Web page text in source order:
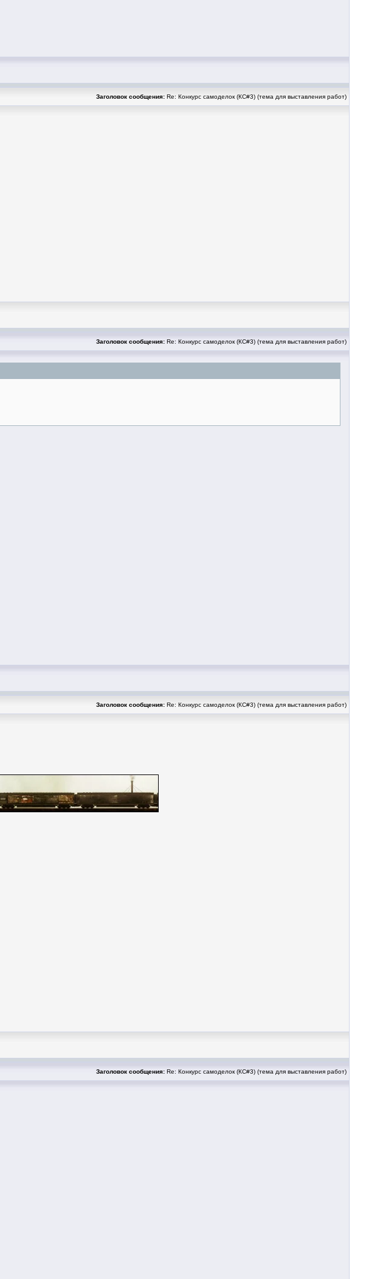
Заголовок сообщения: Re: Конкурс самоделок (КС#3) (тема для выставления работ)
Заголовок сообщения: Re: Конкурс самоделок (КС#3) (тема для выставления работ)
Заголовок сообщения: Re: Конкурс самоделок (КС#3) (тема для выставления работ)
Заголовок сообщения: Re: Конкурс самоделок (КС#3) (тема для выставления работ)